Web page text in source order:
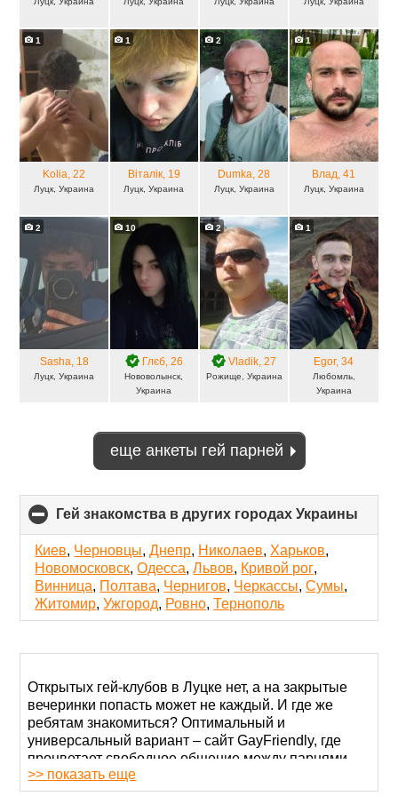
1
Kolia, 22
Луцк, Украина
1
Віталік, 19
Луцк, Украина
2
Dumka, 28
Луцк, Украина
1
Влад, 41
Луцк, Украина
2
Sasha, 18
Луцк, Украина
10
Глєб, 26
Нововолынск,
Украина
2
Vladik, 27
Рожище, Украина
1
Egor, 34
Любомль,
Украина
еще анкеты гей парней
Гей знакомства в других городах Украины
to
Киев, Черновцы,Днепр, Николаев, Харьков,
Новомосковск,Одесса,Львов, Кривой рог,
Винница, Полтава, Чернигов, Черкассы,Сумы,
Житомир,Ужгород, Ровно,Тернополь
Открытых гей-клубов в Луцке нет, а на закрытые
вечеринки попасть может не каждый. И где же
ребятам знакомиться? Оптимальный и
универсальный вариант – сайт GayFriendly, где
процветает свободное общение между парнями
всего мира. Регистрируйтесь и проводите время
>> показать еще